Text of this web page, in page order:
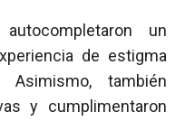
un
de estigma
Asimismo, también
y cumplimentaron